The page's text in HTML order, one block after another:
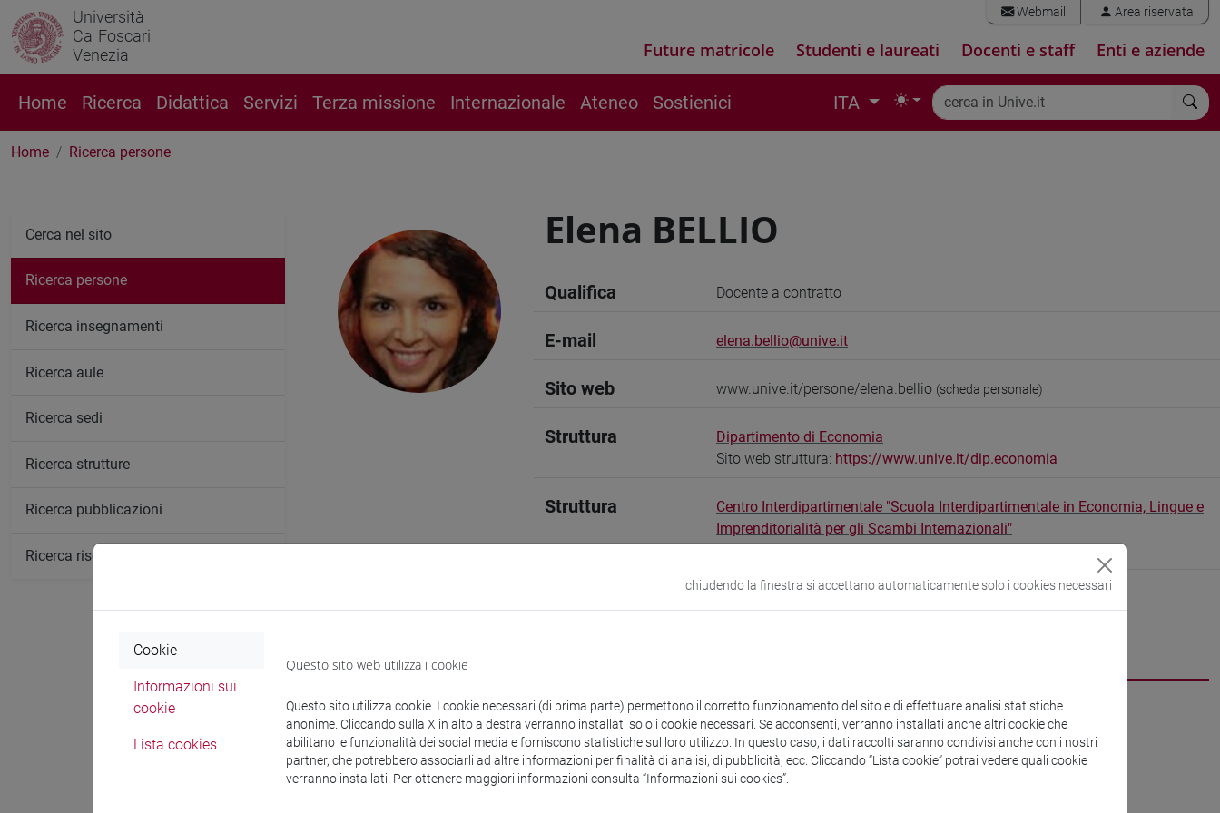
Università
Ca' Foscari
Venezia
Webmail Area riservata
Future matricole Studenti e laureati Docenti e staff Enti e aziende
Home Ricerca Didattica Servizi Terza missione Internazionale Ateneo Sostienici ITA
Home Ricerca persone
Elena BELLIO
Qualifica Docente a contratto
E-mail elena.bellio@unive.it
Sito web www.unive.it/persone/elena.bellio (scheda personale)
Struttura
Dipartimento di Economia
Sito web struttura: https://www.unive.it/dip.economia
Struttura
Centro Interdipartimentale "Scuola Interdipartimentale in Economia, Lingue e
Imprenditorialità per gli Scambi Internazionali"
Ricevimento
ECONOMIA E GESTIONE DELLE IMPRESE
Cerca nel sito
Ricerca persone
Ricerca insegnamenti
Ricerca aule
Ricerca sedi
Ricerca strutture
Ricerca pubblicazioni
Ricerca risorse bibliografiche
chiudendo la finestra si accettano automaticamente solo i cookies necessari
Cookie
Informazioni sui
cookie
Lista cookies
Questo sito web utilizza i cookie
Questo sito utilizza cookie. I cookie necessari (di prima parte) permettono il corretto funzionamento del sito e di effettuare analisi statistiche
anonime. Cliccando sulla X in alto a destra verranno installati solo i cookie necessari. Se acconsenti, verranno installati anche altri cookie che
abilitano le funzionalità dei social media e forniscono statistiche sul loro utilizzo. In questo caso, i dati raccolti saranno condivisi anche con i nostri
partner, che potrebbero associarli ad altre informazioni per finalità di analisi, di pubblicità, ecc. Cliccando “Lista cookie” potrai vedere quali cookie
verranno installati. Per ottenere maggiori informazioni consulta “Informazioni sui cookies”.